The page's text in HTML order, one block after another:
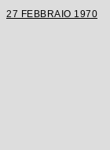
27 FEBBRAIO 1970